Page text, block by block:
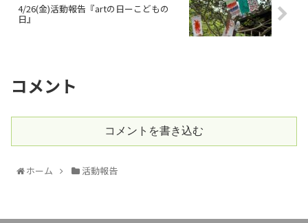
4/26(金)活動報告『artの日ーこどもの
日』
コメント
コメントを書き込む
ホーム 活動報告